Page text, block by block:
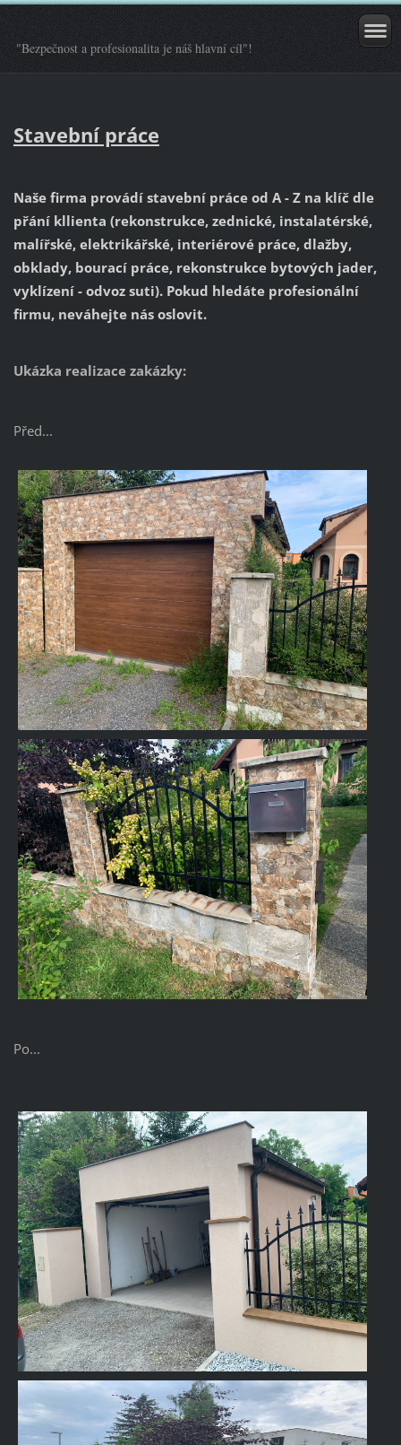
"Bezpečnost a profesionalita je náš hlavní cíl"!
Stavební práce
Naše firma provádí stavební práce od A - Z na klíč dle
přání kllienta (rekonstrukce, zednické, instalatérské,
malířské, elektrikářské, interiérové práce, dlažby,
obklady, bourací práce, rekonstrukce bytových jader,
vyklízení - odvoz suti). Pokud hledáte profesionální
firmu, neváhejte nás oslovit.
Ukázka realizace zakázky:
Před...
Po...